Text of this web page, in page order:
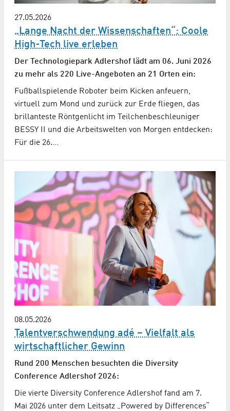
27.05.2026
„Lange Nacht der Wissenschaften“: Coole
High-Tech live erleben
Der Technologiepark Adlershof lädt am 06. Juni 2026
zu mehr als 220 Live-Angeboten an 21 Orten ein:
Fußballspielende Roboter beim Kicken anfeuern,
virtuell zum Mond und zurück zur Erde fliegen, das
brillanteste Röntgenlicht im Teilchenbeschleuniger
BESSY II und die Arbeitswelten von Morgen entdecken:
Für die 26.…
08.05.2026
Talentverschwendung adé – Vielfalt als
wirtschaftlicher Gewinn
Rund 200 Menschen besuchten die Diversity
Conference Adlershof 2026:
Die vierte Diversity Conference Adlershof fand am 7.
Mai 2026 unter dem Leitsatz „Powered by Differences“